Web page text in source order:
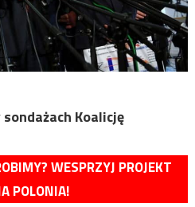
Koalicję
WESPRZYJ PROJEKT
POLONIA!